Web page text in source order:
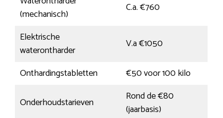
(mechanisch)
C.a. €760
Elektrische
waterontharder
V.a €1050
Onthardingstabletten
€50 voor 100 kilo
Onderhoudstarieven
Rond de €80
(jaarbasis)